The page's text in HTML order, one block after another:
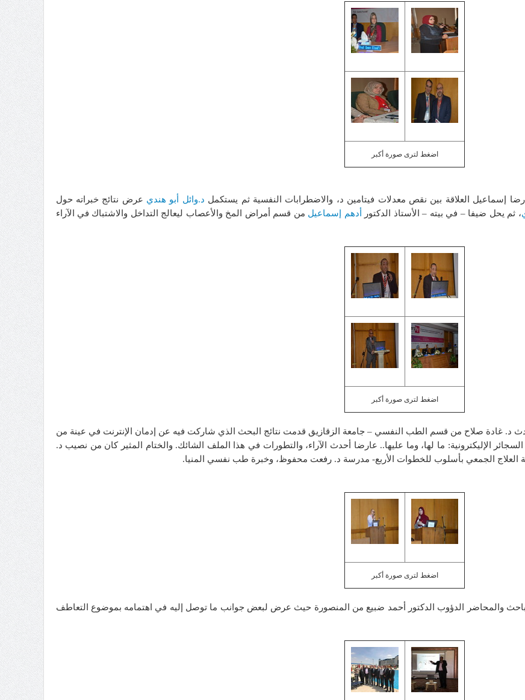
اضغط لترى صورة أكبر
إسماعيل العلاقة بين نقص معدلات فيتامين د، والاضطرابات النفسية ثم يستكمل د.وائل أبو هندي عرض نتائج خبراته حول
، ثم يحل ضيفا – في بيته – الأستاذ الدكتور أدهم إسماعيل من قسم أمراض المخ والأعصاب ليعالج التداخل والاشتباك في الآراء
اضغط لترى صورة أكبر
د. غادة صلاح من قسم الطب النفسي – جامعة الزقازيق قدمت نتائج البحث الذي شاركت فيه عن إدمان الإنترنت في عينة من
الإليكترونية: ما لها، وما عليها.. عارضا أحدث الآراء، والتطورات في هذا الملف الشائك. والختام المثير كان من نصيب د.
الجمعي بأسلوب للخطوات الأربع- مدرسة د. رفعت محفوظ، وخبرة طب نفسي المنيا.
اضغط لترى صورة أكبر
والمحاضر الدؤوب الدكتور أحمد ضبيع من المنصورة حيث عرض لبعض جوانب ما توصل إليه في اهتمامه بموضوع التعاطف